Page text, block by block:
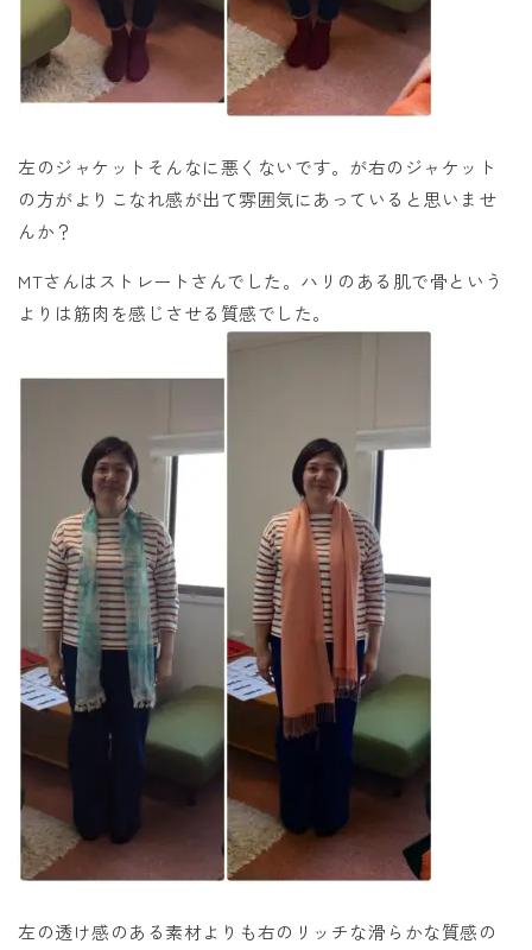
左のジャケットそんなに悪くないです。が右のジャケット
の方がよりこなれ感が出て雰囲気にあっていると思いませ
んか？
MTさんはストレートさんでした。ハリのある肌で骨という
よりは筋肉を感じさせる質感でした。
左の透け感のある素材よりも右のリッチな滑らかな質感の